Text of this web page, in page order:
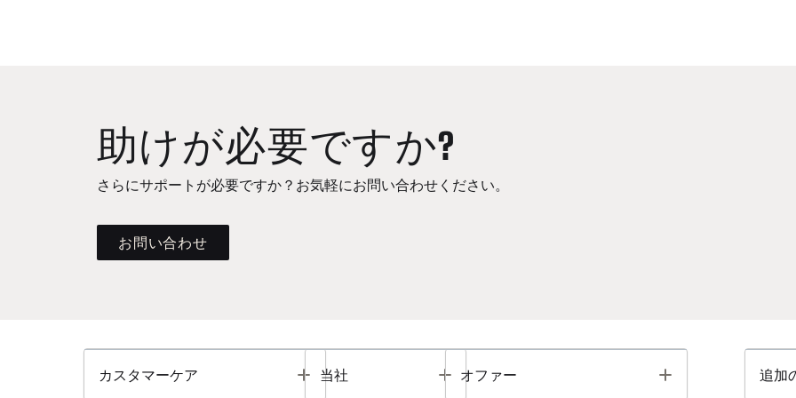
助けが必要ですか?
さらにサポートが必要ですか？お気軽にお問い合わせください。
お問い合わせ
カスタマーケア Toggle
当社 Toggle
オファー Toggle 追加